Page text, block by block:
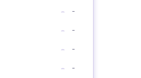
-
-
-
-
-
-
- -